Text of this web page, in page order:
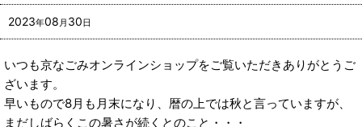
2023年08 月 30日
いつも京なごみオンラインショップをご覧いただきありがとうご
ざいます。
早いもので8月も月末になり、暦の上では秋と言っていますが、
まだしばらくこの暑さが続くとのこと・・・